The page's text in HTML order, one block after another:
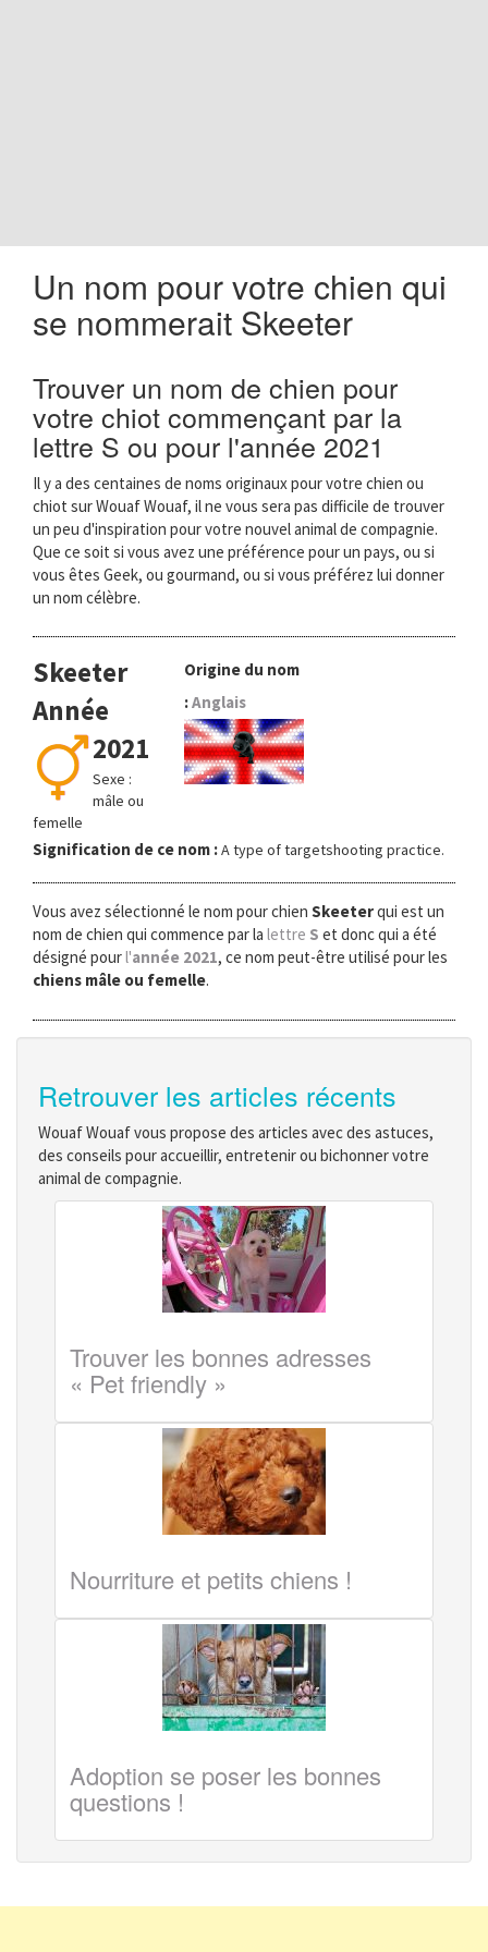
Un nom pour votre chien qui
se nommerait Skeeter
Trouver un nom de chien pour
votre chiot commençant par la
lettre S ou pour l'année 2021
Il y a des centaines de noms originaux pour votre chien ou
chiot sur Wouaf Wouaf, il ne vous sera pas difficile de trouver
un peu d'inspiration pour votre nouvel animal de compagnie.
Que ce soit si vous avez une préférence pour un pays, ou si
vous êtes Geek, ou gourmand, ou si vous préférez lui donner
un nom célèbre.
Skeeter
Année
2021
Sexe :
mâle ou
femelle
Origine du nom
:Anglais
Signification de ce nom :A type of targetshooting practice.
Vous avez sélectionné le nom pour chien Skeeterqui est un
nom de chien qui commence par la lettre S et donc qui a été
désigné pourl'année 2021, ce nom peut-être utilisé pour les
chiens mâle ou femelle.
Retrouver les articles récents
Wouaf Wouaf vous propose des articles avec des astuces,
des conseils pour accueillir, entretenir ou bichonner votre
animal de compagnie.
Trouver les bonnes adresses
« Pet friendly »
Nourriture et petits chiens !
Adoption se poser les bonnes
questions !